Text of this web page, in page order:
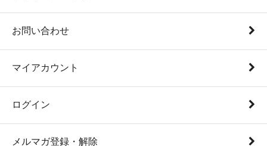
お問い合わせ
マイアカウント
ログイン
メルマガ登録・解除